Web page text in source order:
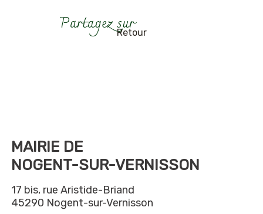
Retour
MAIRIE DE
NOGENT-SUR-VERNISSON
17 bis, rue Aristide-Briand
45290 Nogent-sur-Vernisson